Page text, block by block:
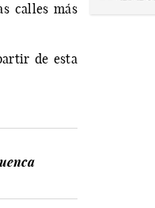
calles más
de esta